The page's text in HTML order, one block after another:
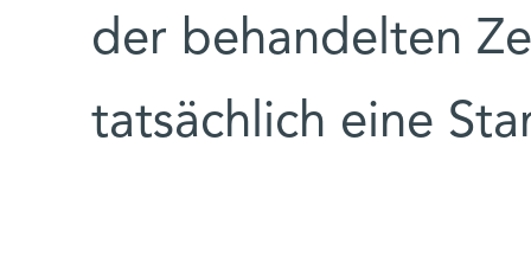
der behandelten
tatsächlich eine